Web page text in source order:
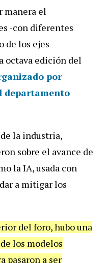
manera el
-con diferentes
de los ejes
octava edición del
por
departamento
de la industria,
sobre el avance de
la IA, usada con
a mitigar los
del foro, hubo una
los modelos
pasaron a ser